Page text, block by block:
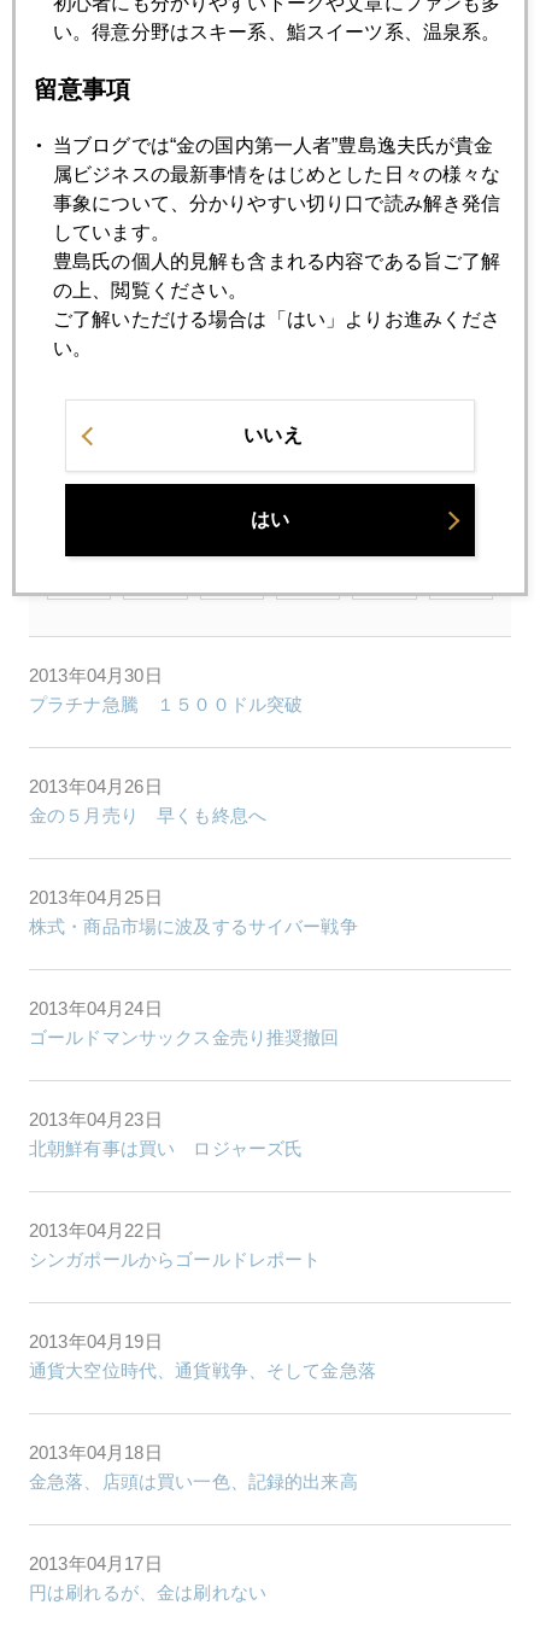
で、ファンドの一部が円売りを買戻し、矛先を変えて、その
えたことが考えられる。ただし、１２日発表の両統計とも９
明らかになろう。
なお、買いポジションは整理され、新規売りが増加というこ
とは、市場内でいずれ先物売りの買戻しという買いエネルギ
ーが蓄積していることを意味する。
なお、１５日のアジア時間に、中国の１－３月期経済成長率
が７．７％へ減速のニュースで、金価格は更に下落。１４５
０ドルも割り込み、１４４０ドル台で推移している。ここま
で急速に下落すると損切りの売りも加速するが、中期的に
2013年
6月
2013年04月30日
プラチナ急騰 １５００ドル突破
2013年04月26日
金の５月売り 早くも終息へ
2013年04月25日
株式・商品市場に波及するサイバー戦争
2013年04月24日
ゴールドマンサックス金売り推奨撤回
2013年04月23日
北朝鮮有事は買い ロジャーズ氏
2013年04月22日
シンガポールからゴールドレポート
2013年04月19日
通貨大空位時代、通貨戦争、そして金急落
2013年04月18日
金急落、店頭は買い一色、記録的出来高
2013年04月17日
円は刷れるが、金は刷れない
い。得意分野はスキー系、鮨スイーツ系、温泉系。
留意事項
当ブログでは“金の国内第一人者”豊島逸夫氏が貴金
属ビジネスの最新事情をはじめとした日々の様々な
事象について、分かりやすい切り口で読み解き発信
しています。
豊島氏の個人的見解も含まれる内容である旨ご了解
の上、閲覧ください。
ご了解いただける場合は「はい」よりお進みくださ
い。
いいえ
はい